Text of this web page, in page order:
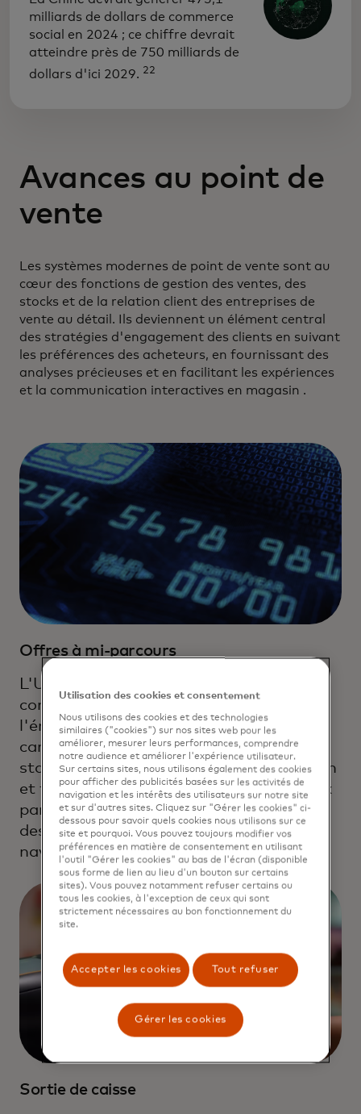
milliards de dollars de commerce
social en 2024 ; ce chiffre devrait
atteindre près de 750 milliards de
dollars d'ici 2029. 22
Avances au point de
vente
Les systèmes modernes de point de vente sont au
cœur des fonctions de gestion des ventes, des
stocks et de la relation client des entreprises de
vente au détail. Ils deviennent un élément central
des stratégies d'engagement des clients en suivant
les préférences des acheteurs, en fournissant des
analyses précieuses et en facilitant les expériences
et la communication interactives en magasin .
Offres à mi-parcours
L'UWB et d'autres canaux de
communication peuvent permettre
l'émission de cartes numériques et de
cartes co-marquées à n'importe quel
stade de l'expérience d'achat en magasin
et fournir un marketing personnalisé aux
panneaux numériques ou aux appareils
des acheteurs en fonction de leur
navigation précise.
Sortie de caisse
Utilisation des cookies et consentement
Nous utilisons des cookies et des technologies
similaires ("cookies") sur nos sites web pour les
améliorer, mesurer leurs performances, comprendre
notre audience et améliorer l'expérience utilisateur.
Sur certains sites, nous utilisons également des cookies
pour afficher des publicités basées sur les activités de
navigation et les intérêts des utilisateurs sur notre site
et sur d'autres sites. Cliquez sur "Gérer les cookies" ci-
dessous pour savoir quels cookies nous utilisons sur ce
site et pourquoi. Vous pouvez toujours modifier vos
préférences en matière de consentement en utilisant
l'outil "Gérer les cookies" au bas de l'écran (disponible
sous forme de lien au lieu d'un bouton sur certains
sites). Vous pouvez notamment refuser certains ou
tous les cookies, à l'exception de ceux qui sont
strictement nécessaires au bon fonctionnement du
site.
Accepter les cookies Tout refuser
Gérer les cookies